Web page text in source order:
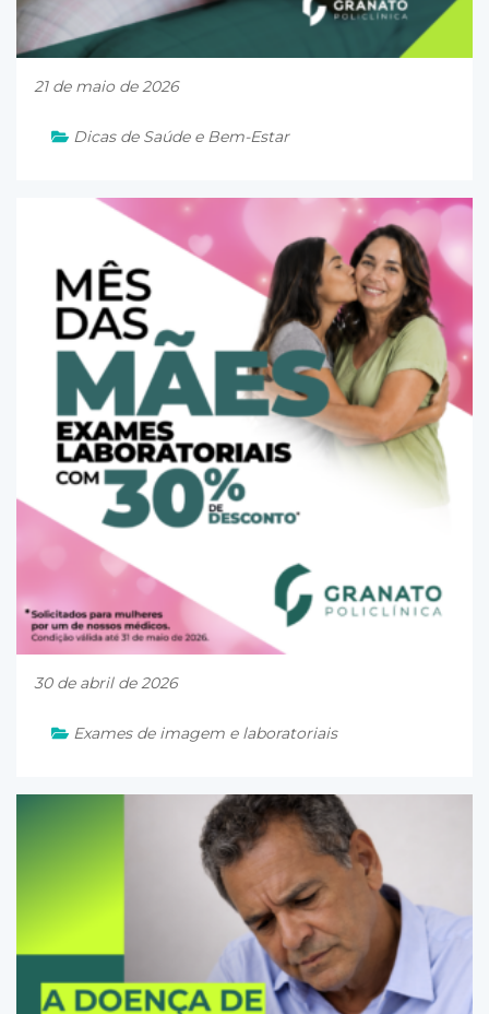
21 de maio de 2026
Dicas de Saúde e Bem-Estar
30 de abril de 2026
Exames de imagem e laboratoriais